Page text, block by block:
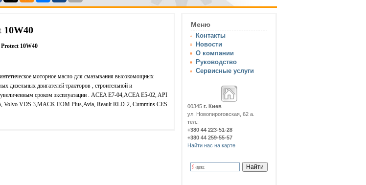
Меню
Контакты
Новости
О компании
Руководство
Сервисные услуги
00345 г. Киев
ул. Новопироговская, 62 а.
тел.:
+380 44 223-51-28
+380 44 259-55-57
Найти нас на карте
10W40
моторное масло для смазывания высокомощных
дизельных двигателей тракторов , строительной и
увеличенным сроком эксплуатации . ACEA E7-04,ACEA E5-02, API
VDS 3,MACK EOM Plus,Avia, Reault RLD-2, Cummins CES